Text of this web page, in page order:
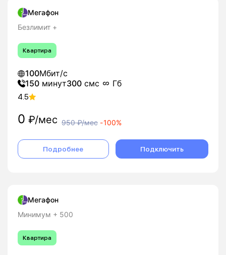
Мегафон
Безлимит +
Квартира
100Мбит/с
150 минут300 смс Гб
4.5
0 ₽/мес 950₽/мес -100%
Подробнее Подключить
Мегафон
Минимум + 500
Квартира